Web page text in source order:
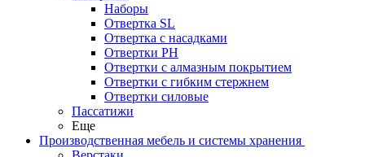
Наборы
Отвертка SL
Отвертка с насадками
Отвертки PH
Отвертки с алмазным покрытием
Отвертки с гибким стержнем
Отвертки силовые
Пассатижи
Еще
Производственная мебель и системы хранения